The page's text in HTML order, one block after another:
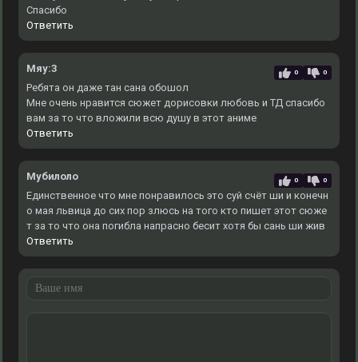
Спасибо
Ответить
Мяу:3 0 0
Ребята он даже тан сана обошол
Мне очень нравится сюжет дорисовки любовь и ТД спасибо
вам за то что вложили всю душу в этот аниме
Ответить
Мубилоло 0 0
Единственное что мне понравилось это суй счёт ши и конечн
о мая львица до сих пор злюсь на того кто пишет этот сюже
т за то что она погибла напрасно бесит хотя бы сань ши жив
Ответить